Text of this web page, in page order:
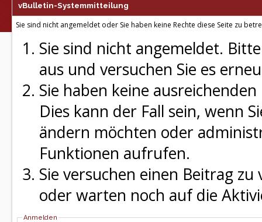
vBulletin-Systemmitteilung
Sie sind nicht angemeldet oder Sie haben keine Rechte diese Seite zu
Sie sind nicht angemeldet.
aus und versuchen Sie es
Sie haben keine
Dies kann der Fall sein, wenn
ändern möchten oder
Funktionen aufrufen.
Sie versuchen einen Beitrag
oder warten noch auf die
Anmelden